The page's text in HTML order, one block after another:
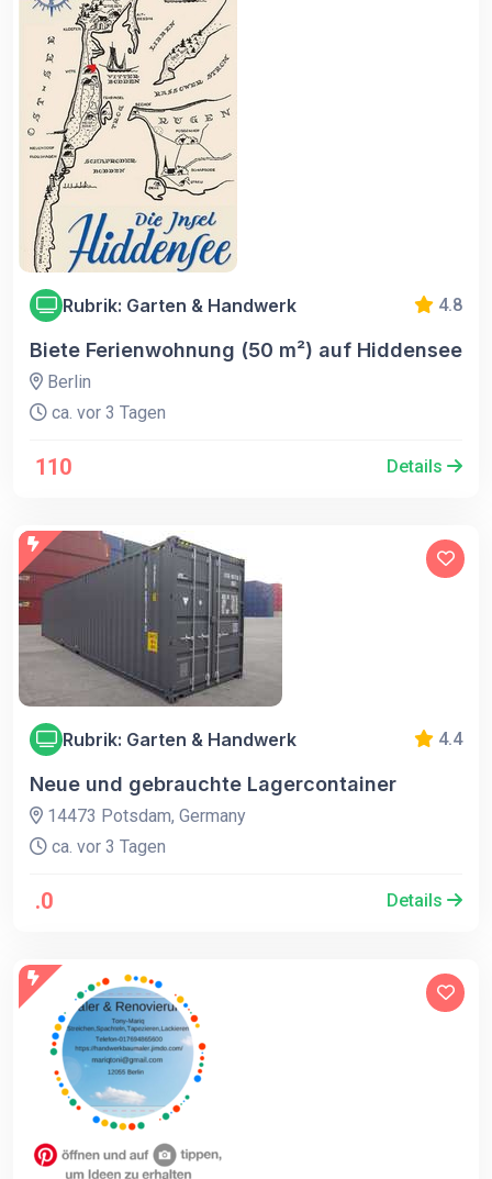
Rubrik: Garten & Handwerk 4.8
Biete Ferienwohnung (50 m²) auf Hiddensee
Berlin
ca. vor 3 Tagen
110 Details
Rubrik: Garten & Handwerk 4.4
Neue und gebrauchte Lagercontainer
14473 Potsdam, Germany
ca. vor 3 Tagen
.0 Details